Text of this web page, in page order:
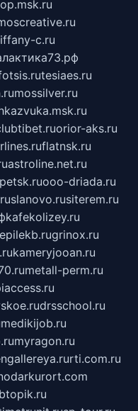
c.ru
tesiaes.ru
mossilver.ru
orior-aks.ru
flatnsk.ru
astroline.net.ru
ooo-driada.ru
siterem.ru
kafekolizey.ru
grinox.ru
kameryjooan.ru
metall-perm.ru
drsschool.ru
medikijob.ru
myragon.ru
rti.com.ru